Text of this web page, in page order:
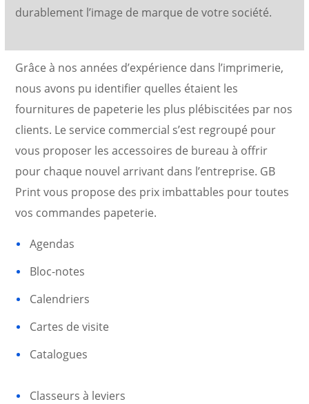
durablement l’image de marque de votre société.
Grâce à nos années d’expérience dans l’imprimerie,
nous avons pu identifier quelles étaient les
fournitures de papeterie les plus plébiscitées par nos
clients. Le service commercial s’est regroupé pour
vous proposer les accessoires de bureau à offrir
pour chaque nouvel arrivant dans l’entreprise. GB
Print vous propose des prix imbattables pour toutes
vos commandes papeterie.
Agendas
Bloc-notes
Calendriers
Cartes de visite
Catalogues
Classeurs à leviers